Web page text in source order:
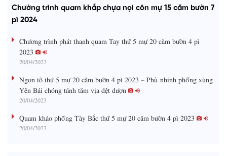
e
d
e
g
%
e
i
Chường trình quam khắp chựa nọi côn mự 15 căm bườn 7
pì 2024
Chương trình phát thanh quam Tay thứ 5 mự 20 căm bườn 4 pì
2023
20/04/2023
Ngon tô thứ 5 mự 20 căm bườn 4 pì 2023 – Phủ nhinh phổng xùng
Yên Bái chóng tánh tăm vịa dệt dượn
20/04/2023
Quam kháo phổng Tày Bắc thứ 5 mự 20 căm bườn 4 pì 2023
20/04/2023